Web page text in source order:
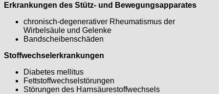
Erkrankungen des Stütz- und Bewegungsapparates
chronisch-degenerativer Rheumatismus der
Wirbelsäule und Gelenke
Bandscheibenschäden
Stoffwechselerkrankungen
Diabetes mellitus
Fettstoffwechselstörungen
Störungen des Harnsäurestoffwechsels